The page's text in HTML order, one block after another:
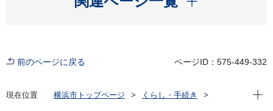
前のページに戻る ページID：575-449-332
現在位置 横浜市トップページ
くらし・手続き
現在